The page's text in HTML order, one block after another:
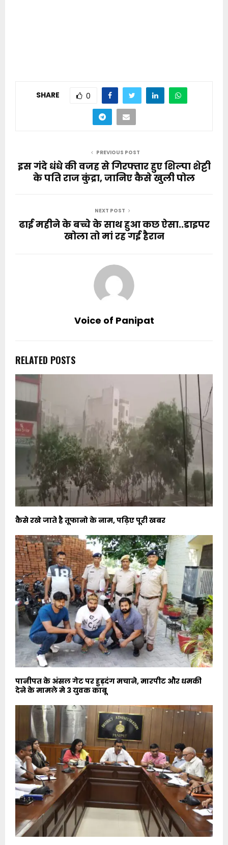
SHARE 0
PREVIOUS POST
इस गंदे धंधे की वजह से गिरफ्तार हुए शिल्पा शेट्टी
के पति राज कुंद्रा, जानिए कैसे खुली पोल
NEXT POST
ढाई महीने के बच्चे के साथ हुआ कछ ऐसा..डाइपर
खोला तो मां रह गई हैरान
Voice of Panipat
RELATED POSTS
कैसे रखे जाते है तूफानो के नाम, पढ़िए पूरी खबर
पानीपत के अंसल गेट पर हुड़दंग मचाने, मारपीट और धमकी
देने के मामले मे 3 युवक काबू